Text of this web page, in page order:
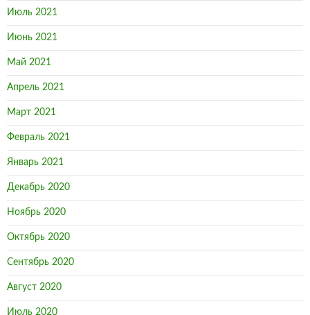
Июль 2021
Июнь 2021
Май 2021
Апрель 2021
Март 2021
Февраль 2021
Январь 2021
Декабрь 2020
Ноябрь 2020
Октябрь 2020
Сентябрь 2020
Август 2020
Июль 2020